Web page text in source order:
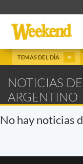
TEMAS DEL DÍA
NOTICIAS
ARGENTINO
No hay noticias